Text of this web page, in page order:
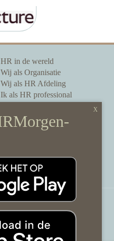
HR in de wereld
Wij als Organisatie
Wij als HR Afdeling
Ik als HR professional
Onze partners
Sponsoring
Disclaimer & gedragscode